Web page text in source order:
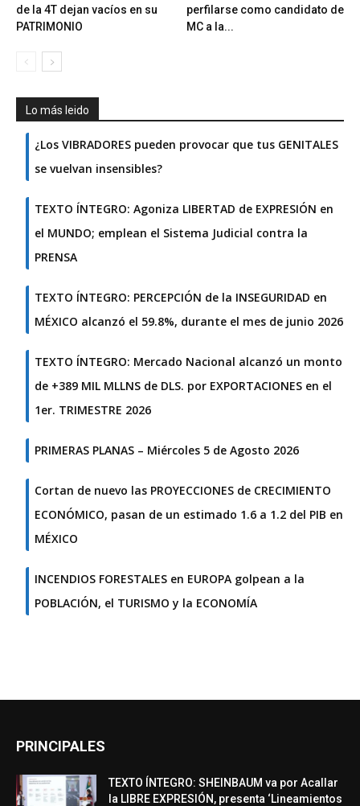
de la 4T dejan vacíos en su
PATRIMONIO
perfilarse como candidato de
MC a la...
Lo más leido
¿Los VIBRADORES pueden provocar que tus GENITALES
se vuelvan insensibles?
TEXTO ÍNTEGRO: Agoniza LIBERTAD de EXPRESIÓN en
el MUNDO; emplean el Sistema Judicial contra la
PRENSA
TEXTO ÍNTEGRO: PERCEPCIÓN de la INSEGURIDAD en
MÉXICO alcanzó el 59.8%, durante el mes de junio 2026
TEXTO ÍNTEGRO: Mercado Nacional alcanzó un monto
de +389 MIL MLLNS de DLS. por EXPORTACIONES en el
1er. TRIMESTRE 2026
PRIMERAS PLANAS – Miércoles 5 de Agosto 2026
Cortan de nuevo las PROYECCIONES de CRECIMIENTO
ECONÓMICO, pasan de un estimado 1.6 a 1.2 del PIB en
MÉXICO
INCENDIOS FORESTALES en EUROPA golpean a la
POBLACIÓN, el TURISMO y la ECONOMÍA
PRINCIPALES
TEXTO ÍNTEGRO: SHEINBAUM va por Acallar
la LIBRE EXPRESIÓN, presenta ‘Lineamientos